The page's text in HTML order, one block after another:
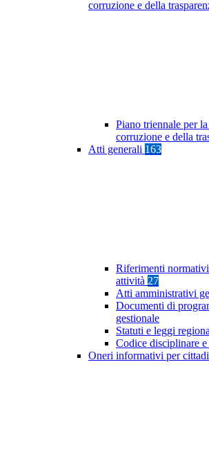
corruzione e della
Piano triennale per
corruzione e della
Atti generali 163
Riferimenti
attività 27
Atti amministrativi
Documenti di
gestionale
Statuti e leggi
Codice disciplinare
Oneri informativi per